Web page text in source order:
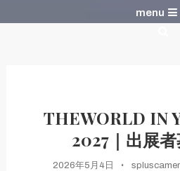
menu
THEWORLD IN
2027｜出展
2026年5月4日